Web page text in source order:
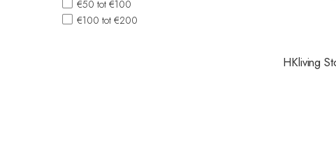
HKliving
€50 tot €100
€100 tot €200